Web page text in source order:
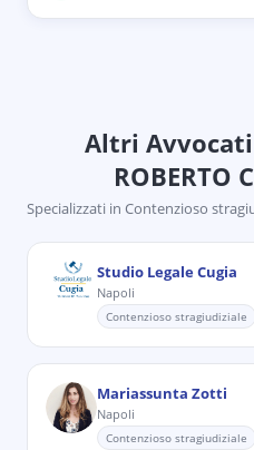
Altri Avvocati
ROBERTO
Specializzati in Contenzioso
Studio Legale Cugia
Napoli
Contenzioso stragiudiziale
Mariassunta Zotti
Napoli
Contenzioso stragiudiziale